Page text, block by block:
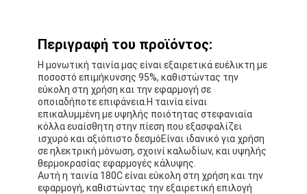
Περιγραφή του προϊόντος:
Η μονωτική ταινία μας είναι εξαιρετικά ευέλικτη με
ποσοστό επιμήκυνσης 95%, καθιστώντας την
εύκολη στη χρήση και την εφαρμογή σε
οποιαδήποτε επιφάνεια.Η ταινία είναι
επικαλυμμένη με υψηλής ποιότητας στεφανιαία
κόλλα ευαίσθητη στην πίεση που εξασφαλίζει
ισχυρό και αξιόπιστο δεσμόΕίναι ιδανικό για χρήση
σε ηλεκτρική μόνωση, σχοινί καλωδίων, και υψηλής
θερμοκρασίας εφαρμογές κάλυψης.
Αυτή η ταινία 180C είναι εύκολη στη χρήση και την
εφαρμογή, καθιστώντας την εξαιρετική επιλογή